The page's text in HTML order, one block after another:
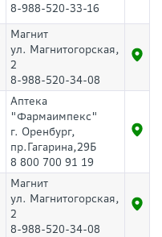
8-988-520-33-16
Магнит
ул. Магнитогорская,
2
8-988-520-34-08
Аптека
"Фармаимпекс"
г. Оренбург,
пр.Гагарина,29Б
8 800 700 91 19
Магнит
ул. Магнитогорская,
2
8-988-520-34-08